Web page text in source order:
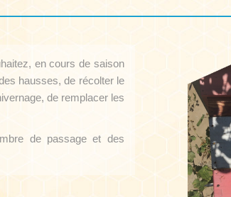
en cours de saison
hausses, de récolter le
de remplacer les
de passage et des